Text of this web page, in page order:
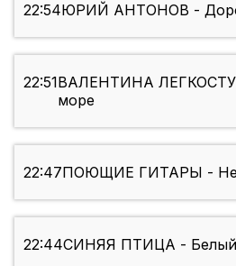
22:54ЮРИЙ АНТОНОВ -
22:51ВАЛЕНТИНА
море
22:47ПОЮЩИЕ ГИТАРЫ - Нет
22:44СИНЯЯ ПТИЦА - Белый